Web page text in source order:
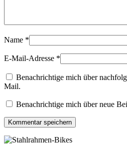
Name *
E-Mail-Adresse *
Benachrichtige mich über
Mail.
Benachrichtige mich über neue